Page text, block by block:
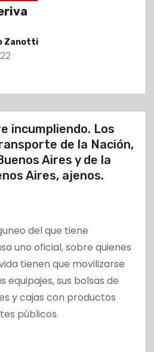
Zanotti
incumpliendo. Los
de la Nación,
Aires y de la
Aires, ajenos.
del que tiene
uno oficial, sobre quienes
tienen que movilizarse
equipajes, sus bolsas de
y cajas con productos
públicos.